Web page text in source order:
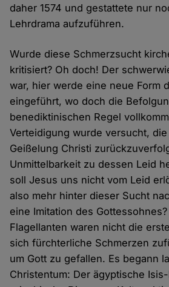
daher 1574 und gestattete nur
Lehrdrama aufzuführen.
Wurde diese Schmerzsucht
kritisiert? Oh doch! Der
war, hier werde eine neue Form
eingeführt, wo doch die
benediktinischen Regel
Verteidigung wurde versucht,
Geißelung Christi
Unmittelbarkeit zu dessen Leid
soll Jesus uns nicht vom Leid
also mehr hinter dieser Sucht
eine Imitation des
Flagellanten waren nicht die
sich fürchterliche Schmerzen
um Gott zu gefallen. Es begann
Christentum: Der ägyptische